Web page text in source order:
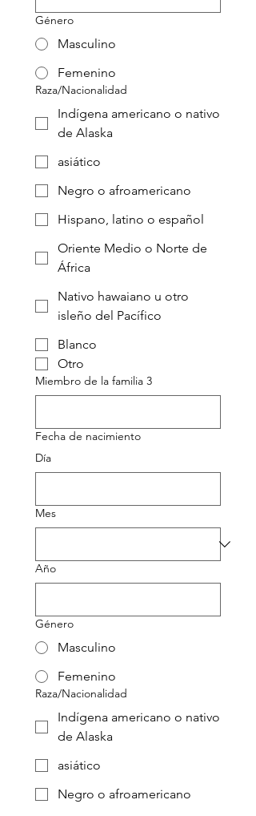
Género
Masculino
Femenino
Raza/Nacionalidad
Indígena americano o nativo
de Alaska
asiático
Negro o afroamericano
Hispano, latino o español
Oriente Medio o Norte de
África
Nativo hawaiano u otro
isleño del Pacífico
Blanco
Otro
Miembro de la familia 3
Fecha de nacimiento
Día
Mes
Año
Género
Masculino
Femenino
Raza/Nacionalidad
Indígena americano o nativo
de Alaska
asiático
Negro o afroamericano